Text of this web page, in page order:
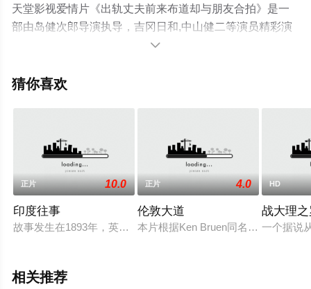
天堂影视爱情片《出轨丈夫前来布道却与朋友合拍》是一
部由岛健次郎导演执导，吉冈日和,中山健二等演员精彩演
绎的日本电影，手机免费观看高清无删减完整版电影就上
剧情网等平台了解。

猜你喜欢
正片 10.0
印度往事
故事发生在1893年，英国军队入侵印度，驻扎在一个干旱连连的
正片 4.0
伦敦大道
本片根据Ken Bruen同名小说改编，
HD
战大理
一个据说
相关推荐